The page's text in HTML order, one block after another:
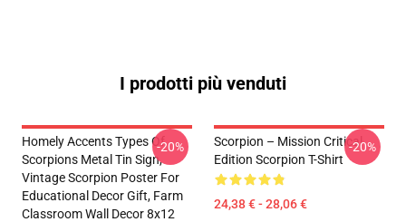
I prodotti più venduti
Homely Accents Types Of
Scorpions Metal Tin Sign,
Vintage Scorpion Poster For
Educational Decor Gift, Farm
Classroom Wall Decor 8x12
-20%
Scorpion – Mission Critical
Edition Scorpion T-Shirt
24,38 € - 28,06 €
-20%